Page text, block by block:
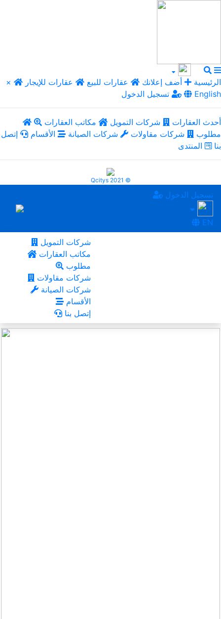
× الرئيسية أضف إعلانك عقارات للبيع
عقارات للإيجار
تسجيل الدخول
English
أحدث العقارات شركات التمويل
مكاتب العقارات
مطلوب
شركات مقاولات شركات الصيانة الأقسام
إتصل
بنا
المنتدى
Qcitys 2021 ©
تسجيل الدخول
EN
شركات التمويل
مكاتب العقارات
مطلوب
شركات مقاولات
شركات الصيانة
الأقسام
إتصل بنا